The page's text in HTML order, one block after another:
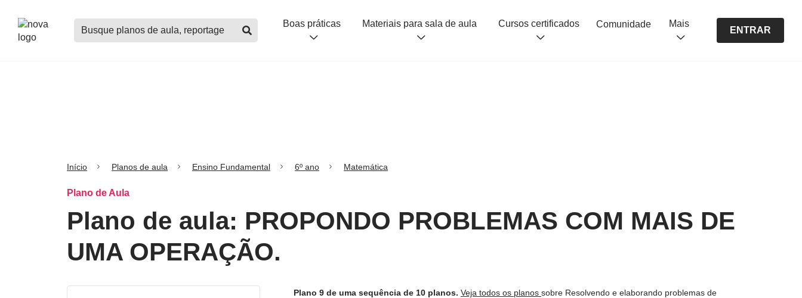
Buscar
planos
Boas práticas Materiais para sala de aula Cursos certificados Comunidade Mais
ENTRAR
Início Planos de aula Ensino Fundamental 6º ano Matemática
Plano de Aula
Plano de aula: PROPONDO PROBLEMAS COM MAIS DE
UMA OPERAÇÃO.
Plano 9 de uma sequência de 10 planos. Veja todos os planos sobre Resolvendo e elaborando problemas de